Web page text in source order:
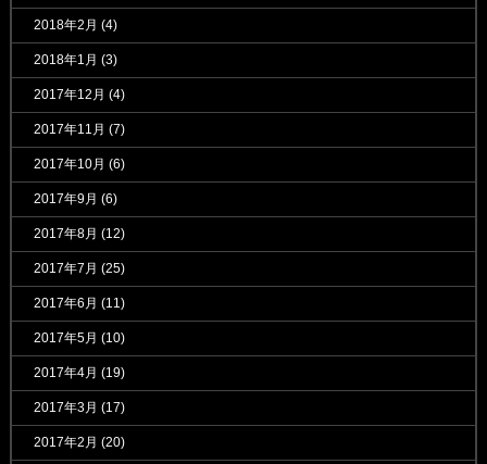
2018年2月 (4)
2018年1月 (3)
2017年12月 (4)
2017年11月 (7)
2017年10月 (6)
2017年9月 (6)
2017年8月 (12)
2017年7月 (25)
2017年6月 (11)
2017年5月 (10)
2017年4月 (19)
2017年3月 (17)
2017年2月 (20)